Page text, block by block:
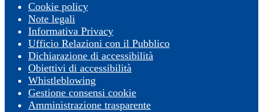
Cookie policy
Note legali
Informativa Privacy
Ufficio Relazioni con il Pubblico
Dichiarazione di accessibilità
Obiettivi di accessibilità
Whistleblowing
Gestione consensi cookie
Amministrazione trasparente